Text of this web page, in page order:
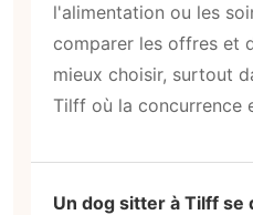
l'alimentation ou les
comparer les offres et
mieux choisir, surtout
Tilff où la concurrence
Un dog sitter à Tilff se